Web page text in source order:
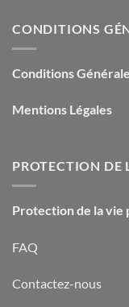
CONDITIONS
Conditions
Mentions Légales
PROTECTION DE
Protection de la vie
FAQ
Contactez-nous